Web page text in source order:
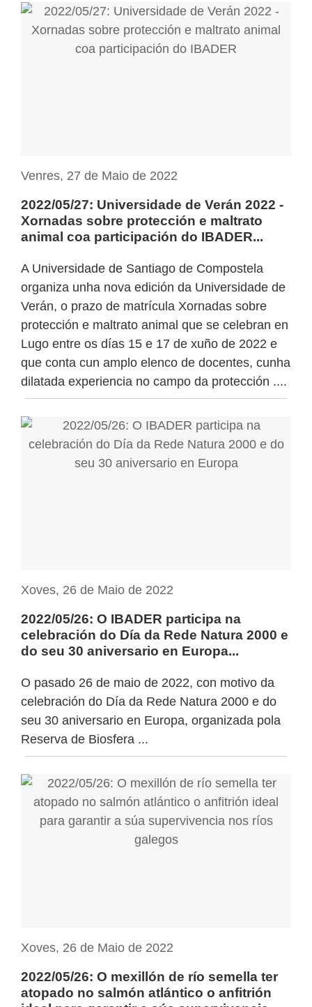
Venres, 27 de Maio de 2022
2022/05/27: Universidade de Verán 2022 -
Xornadas sobre protección e maltrato
animal coa participación do IBADER...
A Universidade de Santiago de Compostela
organiza unha nova edición da Universidade de
Verán, o prazo de matrícula Xornadas sobre
protección e maltrato animal que se celebran en
Lugo entre os días 15 e 17 de xuño de 2022 e
que conta cun amplo elenco de docentes, cunha
dilatada experiencia no campo da protección ....
Xoves, 26 de Maio de 2022
2022/05/26: O IBADER participa na
celebración do Día da Rede Natura 2000 e
do seu 30 aniversario en Europa...
O pasado 26 de maio de 2022, con motivo da
celebración do Día da Rede Natura 2000 e do
seu 30 aniversario en Europa, organizada pola
Reserva de Biosfera ...
Xoves, 26 de Maio de 2022
2022/05/26: O mexillón de río semella ter
atopado no salmón atlántico o anfitrión